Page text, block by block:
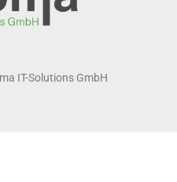
IT-Solutions GmbH